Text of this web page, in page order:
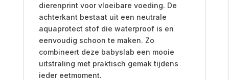
dierenprint voor vloeibare voeding. De
achterkant bestaat uit een neutrale
aquaprotect stof die waterproof is en
eenvoudig schoon te maken. Zo
combineert deze babyslab een mooie
uitstraling met praktisch gemak tijdens
ieder eetmoment.